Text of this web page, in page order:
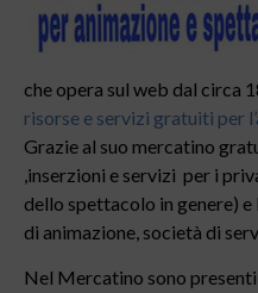
che opera sul web dal circa
risorse e servizi gratuiti per
Grazie al suo mercatino
,inserzioni e servizi per i
dello spettacolo in genere)
di animazione, società di
Nel Mercatino sono